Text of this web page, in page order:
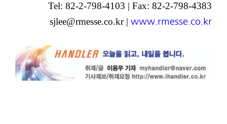
Tel: 82-2-798-4103 | Fax: 82-2-798-4383
sjlee@rmesse.co.kr | www.rmesse.co.kr